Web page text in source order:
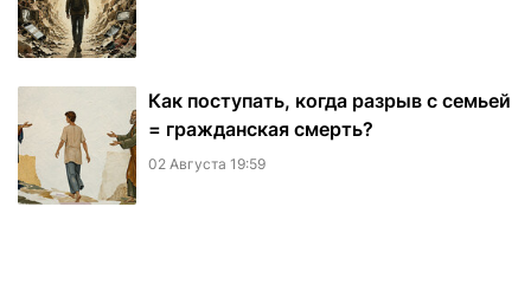
Как поступать, когда разрыв с семьей
= гражданская смерть?
02 Августа 19:59